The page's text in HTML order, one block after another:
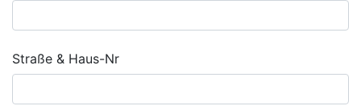
Straße & Haus-Nr